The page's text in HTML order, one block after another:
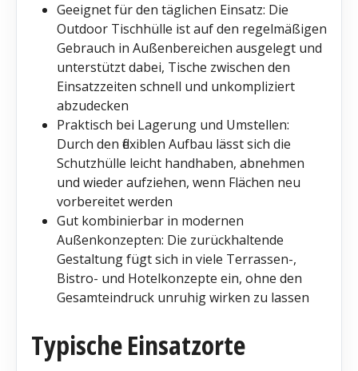
Geeignet für den täglichen Einsatz: Die
Outdoor Tischhülle ist auf den regelmäßigen
Gebrauch in Außenbereichen ausgelegt und
unterstützt dabei, Tische zwischen den
Einsatzzeiten schnell und unkompliziert
abzudecken
Praktisch bei Lagerung und Umstellen:
Durch den flexiblen Aufbau lässt sich die
Schutzhülle leicht handhaben, abnehmen
und wieder aufziehen, wenn Flächen neu
vorbereitet werden
Gut kombinierbar in modernen
Außenkonzepten: Die zurückhaltende
Gestaltung fügt sich in viele Terrassen-,
Bistro- und Hotelkonzepte ein, ohne den
Gesamteindruck unruhig wirken zu lassen
Typische Einsatzorte